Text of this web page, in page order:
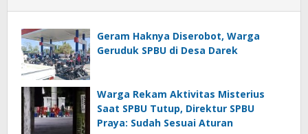
Geram Haknya Diserobot, Warga
Geruduk SPBU di Desa Darek
Warga Rekam Aktivitas Misterius
Saat SPBU Tutup, Direktur SPBU
Praya: Sudah Sesuai Aturan